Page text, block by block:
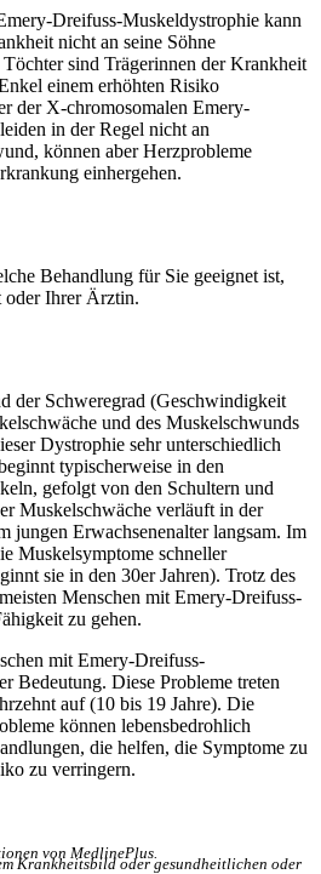
Dreifuss-Muskeldystrophie kann
nicht an seine Söhne
sind Trägerinnen der Krankheit
einem erhöhten Risiko
der X-chromosomalen Emery-
in der Regel nicht an
können aber Herzprobleme
einhergehen.
Behandlung für Sie geeignet ist,
oder Ihrer Ärztin.
der Schweregrad (Geschwindigkeit
und des Muskelschwunds
Dystrophie sehr unterschiedlich
typischerweise in den
gefolgt von den Schultern und
Muskelschwäche verläuft in der
jungen Erwachsenenalter langsam. Im
Muskelsymptome schneller
sie in den 30er Jahren). Trotz des
Menschen mit Emery-Dreifuss-
zu gehen.
mit Emery-Dreifuss-
Bedeutung. Diese Probleme treten
auf (10 bis 19 Jahre). Die
können lebensbedrohlich
die helfen, die Symptome zu
zu verringern.
von MedlinePlus.
Krankheitsbild oder gesundheitlichen oder